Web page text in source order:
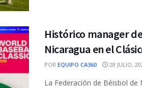
Histórico manager
Nicaragua en el
POR EQUIPO CA360 28 JULIO,
La Federación de Béisbol de